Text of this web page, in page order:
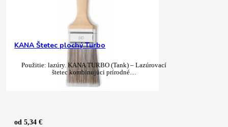
KANA Štetec plochý Turbo
Použitie: lazúry. KANA TURBO (Tank) – Lazúrovací
štetec kombinujúci prírodné…
od5,34€